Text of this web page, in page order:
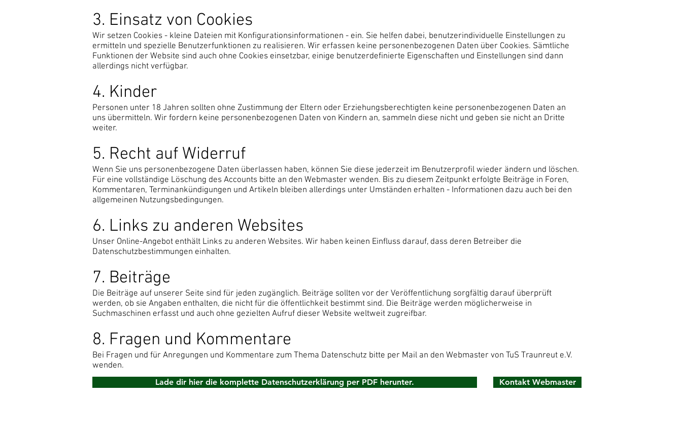
3. Einsatz von Cookies
Wir setzen Cookies - kleine Dateien mit Konfigurationsinformationen - ein. Sie helfen dabei, benutzerindividuelle Einstellungen zu
ermitteln und spezielle Benutzerfunktionen zu realisieren. Wir erfassen keine personenbezogenen Daten über Cookies. Sämtliche
Funktionen der Website sind auch ohne Cookies einsetzbar, einige benutzerdefinierte Eigenschaften und Einstellungen sind dann
allerdings nicht verfügbar.
4. Kinder
Personen unter 18 Jahren sollten ohne Zustimmung der Eltern oder Erziehungsberechtigten keine personenbezogenen Daten an
uns übermitteln. Wir fordern keine personenbezogenen Daten von Kindern an, sammeln diese nicht und geben sie nicht an Dritte
weiter.
5. Recht auf Widerruf
Wenn Sie uns personenbezogene Daten überlassen haben, können Sie diese jederzeit im Benutzerprofil wieder ändern und löschen.
Für eine vollständige Löschung des Accounts bitte an den Webmaster wenden. Bis zu diesem Zeitpunkt erfolgte Beiträge in Foren,
Kommentaren, Terminankündigungen und Artikeln bleiben allerdings unter Umständen erhalten - Informationen dazu auch bei den
allgemeinen Nutzungsbedingungen.
6. Links zu anderen Websites
Unser Online-Angebot enthält Links zu anderen Websites. Wir haben keinen Einfluss darauf, dass deren Betreiber die
Datenschutzbestimmungen einhalten.
7. Beiträge
Die Beiträge auf unserer Seite sind für jeden zugänglich. Beiträge sollten vor der Veröffentlichung sorgfältig darauf überprüft
werden, ob sie Angaben enthalten, die nicht für die öffentlichkeit bestimmt sind. Die Beiträge werden möglicherweise in
Suchmaschinen erfasst und auch ohne gezielten Aufruf dieser Website weltweit zugreifbar.
8. Fragen und Kommentare
Bei Fragen und für Anregungen und Kommentare zum Thema Datenschutz bitte per Mail an den Webmaster von TuS Traunreut e.V.
wenden.
Lade dir hier die komplette Datenschutzerklärung per PDF herunter. Kontakt Webmaster